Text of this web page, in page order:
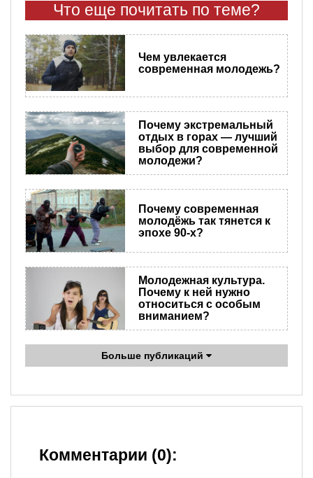
Что еще почитать по теме?
Чем увлекается
современная молодежь?
Почему экстремальный
отдых в горах — лучший
выбор для современной
молодежи?
Почему современная
молодёжь так тянется к
эпохе 90-х?
Молодежная культура.
Почему к ней нужно
относиться с особым
вниманием?
Больше публикаций
Комментарии (0):